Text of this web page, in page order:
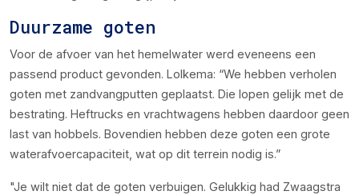
Duurzame goten
Voor de afvoer van het hemelwater werd eveneens een
passend product gevonden. Lolkema: “We hebben verholen
goten met zandvangputten geplaatst. Die lopen gelijk met de
bestrating. Heftrucks en vrachtwagens hebben daardoor geen
last van hobbels. Bovendien hebben deze goten een grote
waterafvoercapaciteit, wat op dit terrein nodig is.”
Je wilt niet dat de goten verbuigen. Gelukkig had Zwaagstra